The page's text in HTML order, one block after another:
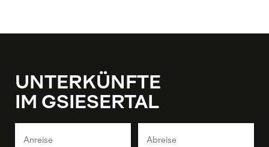
UNTERKÜNFTE
IM GSIESERTAL